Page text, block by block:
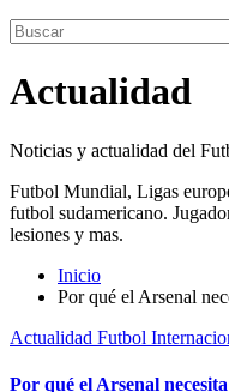
Actualidad
Noticias y actualidad del
Futbol Mundial, Ligas
futbol sudamericano.
lesiones y mas.
Inicio
Por qué el Arsenal
Actualidad Futbol
Por qué el Arsenal